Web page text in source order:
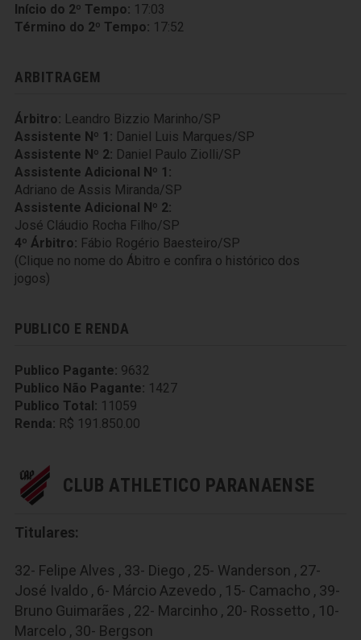
Início do 2º Tempo: 17:03
Término do 2º Tempo: 17:52
ARBITRAGEM
Árbitro: Leandro Bizzio Marinho/SP
Assistente Nº 1: Daniel Luis Marques/SP
Assistente Nº 2: Daniel Paulo Ziolli/SP
Assistente Adicional Nº 1:
Adriano de Assis Miranda/SP
Assistente Adicional Nº 2:
José Cláudio Rocha Filho/SP
4º Árbitro: Fábio Rogério Baesteiro/SP
(Clique no nome do Ábitro e confira o histórico dos
jogos)
PUBLICO E RENDA
Publico Pagante: 9632
Publico Não Pagante: 1427
Publico Total: 11059
Renda: R$ 191.850.00
CLUB ATHLETICO PARANAENSE
Titulares:
32- Felipe Alves , 33- Diego , 25- Wanderson , 27-
José Ivaldo , 6- Márcio Azevedo , 15- Camacho , 39-
Bruno Guimarães , 22- Marcinho , 20- Rossetto , 10-
Marcelo , 30- Bergson